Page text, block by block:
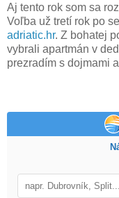
Aj tento rok som sa
Voľba už tretí rok po
adriatic.hr. Z bohatej
vybrali apartmán v
prezradím s dojmami